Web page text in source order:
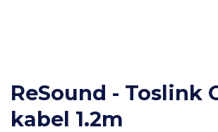
ReSound - Toslink
kabel 1.2m